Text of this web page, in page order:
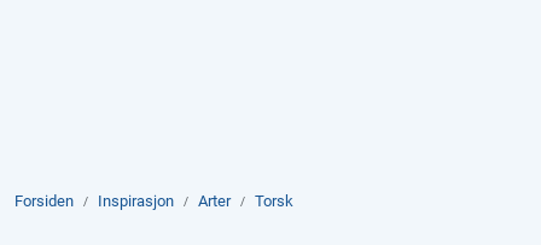
Forsiden Inspirasjon Arter Torsk